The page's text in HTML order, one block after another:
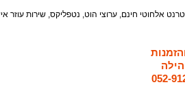
אלחוטי חינם, ערוצי הוט, נטפליקס, שירות עוזר